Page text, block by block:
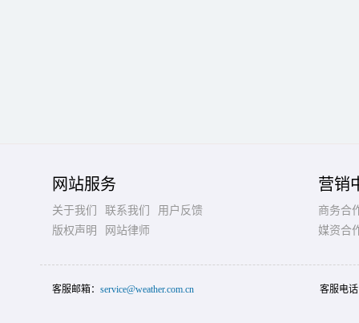
网站服务
关于我们 联系我们
用户反馈
版权声明
网站律师
营销
商务合
媒资合
客服邮箱： service@weather.com.cn 客服电